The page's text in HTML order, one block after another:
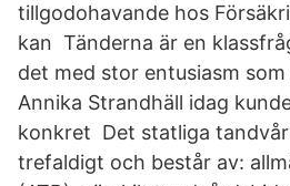
tillgodohavande hos
kan Tänderna är en
det med stor entusiasm
Annika Strandhäll idag
konkret Det statliga
trefaldigt och består av: